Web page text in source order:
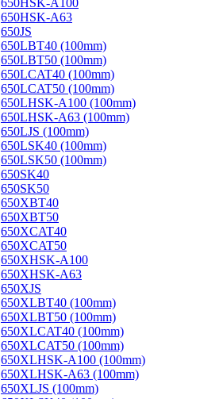
650HSK-A100
650HSK-A63
650JS
650LBT40 (100mm)
650LBT50 (100mm)
650LCAT40 (100mm)
650LCAT50 (100mm)
650LHSK-A100 (100mm)
650LHSK-A63 (100mm)
650LJS (100mm)
650LSK40 (100mm)
650LSK50 (100mm)
650SK40
650SK50
650XBT40
650XBT50
650XCAT40
650XCAT50
650XHSK-A100
650XHSK-A63
650XJS
650XLBT40 (100mm)
650XLBT50 (100mm)
650XLCAT40 (100mm)
650XLCAT50 (100mm)
650XLHSK-A100 (100mm)
650XLHSK-A63 (100mm)
650XLJS (100mm)